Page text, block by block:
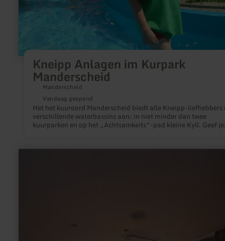
Kneipp Anlagen im Kurpark
Manderscheid
Manderscheid
Vandaag geopend
Het het kuuroord Manderscheid biedt alle Kneipp-liefhebbers
verschillende waterbassins aan: in niet minder dan twee
kuurparken en op het „Achtsamkeits“-pad kleine Kyll. Geef